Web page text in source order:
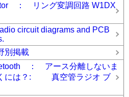
： リング変調回路 W1DX
circuit diagrams and PCB
掲載
： アース分離しないま
くには？: 真空管ラジオ ブ